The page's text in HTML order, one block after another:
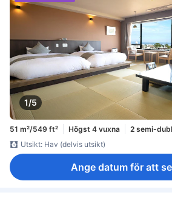
1/5
51 m²/549 ft² Högst 4 vuxna
2 semi-
Utsikt: Hav (delvis utsikt)
Ange datum för att